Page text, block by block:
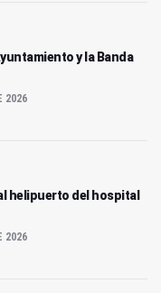
y la Banda
2026
helipuerto del hospital
2026